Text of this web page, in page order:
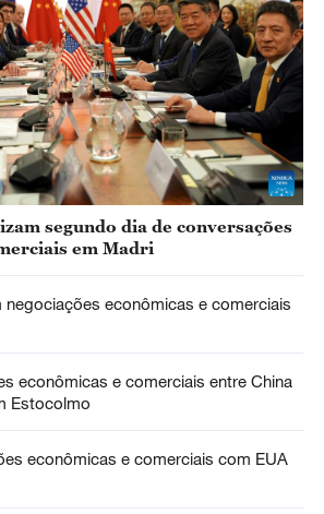
segundo dia de conversações
em Madri
negociações econômicas e comerciais
econômicas e comerciais entre China
Estocolmo
econômicas e comerciais com EUA